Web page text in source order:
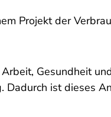
Projekt der
Gesundheit
ist dieses